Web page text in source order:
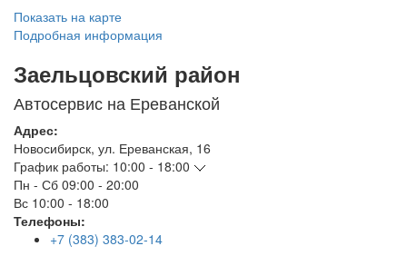
Показать на карте
Подробная информация
Заельцовский район
Автосервис на Ереванской
Адрес:
Новосибирск, ул. Ереванская, 16
График работы: 10:00 - 18:00
Пн - Сб 09:00 - 20:00
Вс 10:00 - 18:00
Телефоны:
+7 (383) 383-02-14